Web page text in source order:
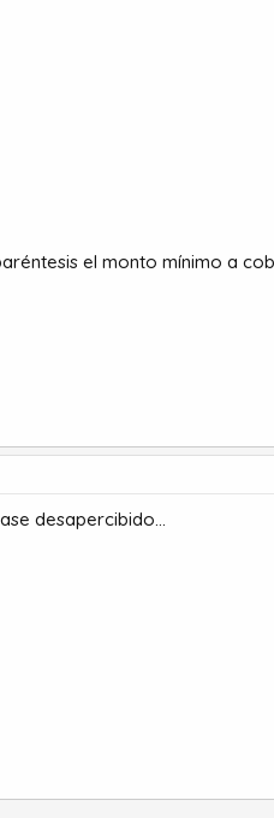
el monto mínimo a
desapercibido...